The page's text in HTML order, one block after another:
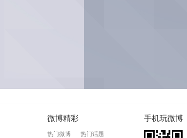
微博精彩
热门微博 热门话题
手机玩微博